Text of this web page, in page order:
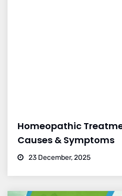
Homeopathic
Causes & Symptoms
23 December, 2025